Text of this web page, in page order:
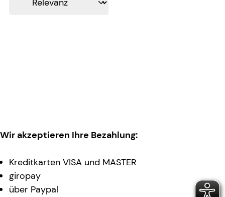
Wir akzeptieren Ihre Bezahlung:
Kreditkarten VISA und MASTER
giropay
über Paypal